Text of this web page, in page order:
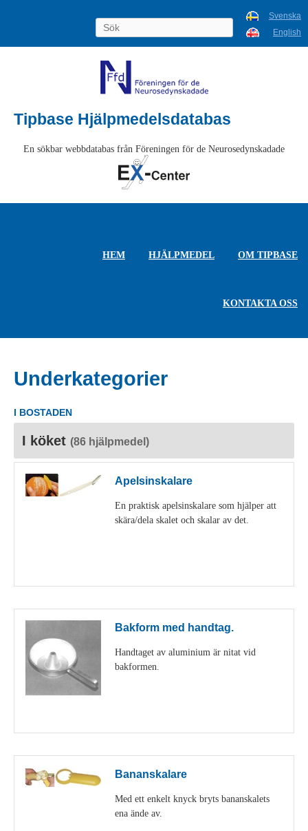
Svenska
English
Tipbase Hjälpmedelsdatabas
En sökbar webbdatabas från Föreningen för de Neurosedynskadade
HEM HJÄLPMEDEL OM TIPBASE
KONTAKTA OSS
Underkategorier
I BOSTADEN
I köket (86 hjälpmedel)
Apelsinskalare
En praktisk apelsinskalare som hjälper att
skära/dela skalet och skalar av det.
Bakform med handtag.
Handtaget av aluminium är nitat vid
bakformen.
Bananskalare
Med ett enkelt knyck bryts bananskalets
ena ände av.